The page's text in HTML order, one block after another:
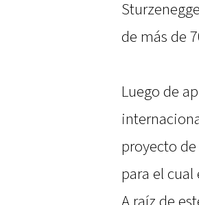
de más de
Luego de
proyecto
para el